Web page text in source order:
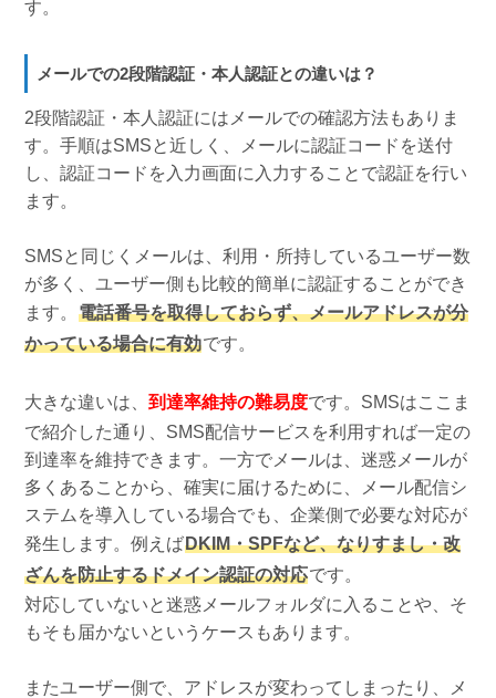
す。
メールでの2段階認証・本人認証との違いは？
2段階認証・本人認証にはメールでの確認方法もありま
す。手順はSMSと近しく、メールに認証コードを送付
し、認証コードを入力画面に入力することで認証を行い
ます。
SMSと同じくメールは、利用・所持しているユーザー数
が多く、ユーザー側も比較的簡単に認証することができ
ます。 電話番号を取得しておらず、メールアドレスが分
かっている場合に有効です。
大きな違いは、到達率維持の難易度です。SMSはここま
で紹介した通り、SMS配信サービスを利用すれば一定の
到達率を維持できます。一方でメールは、迷惑メールが
多くあることから、確実に届けるために、メール配信シ
ステムを導入している場合でも、企業側で必要な対応が
発生します。例えばDKIM・SPFなど、なりすまし・改
ざんを防止するドメイン認証の対応です。
対応していないと迷惑メールフォルダに入ることや、そ
もそも届かないというケースもあります。
またユーザー側で、アドレスが変わってしまったり、メ